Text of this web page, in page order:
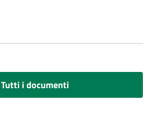
Tutti i documenti